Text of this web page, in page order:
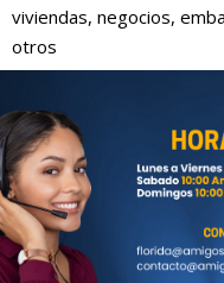
viviendas, negocios,
otros